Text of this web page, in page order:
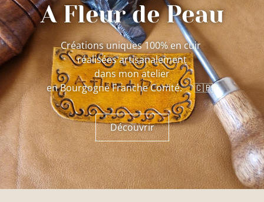
A Fleur de Peau
Créations uniques 100% en cuir
réalisées artisanalement
dans mon atelier
en Bourgogne Franche Comté. 🇨🇵
Découvrir